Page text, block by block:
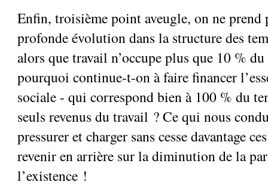
Enfin, troisième point aveugle, on ne prend
profonde évolution dans la structure des
alors que travail n’occupe plus que 10 %
pourquoi continue-t-on à faire financer
sociale - qui correspond bien à 100 % du
seuls revenus du travail ? Ce qui nous
pressurer et charger sans cesse davantage
revenir en arrière sur la diminution de la
l’existence !